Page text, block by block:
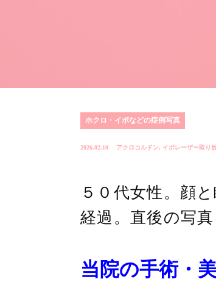
ホクロ・イボなどの症例写真
2026.02.10 アクロコルドン, イボレーザー取り
５０代女性。顔
経過。直後の写真
当院の手術・